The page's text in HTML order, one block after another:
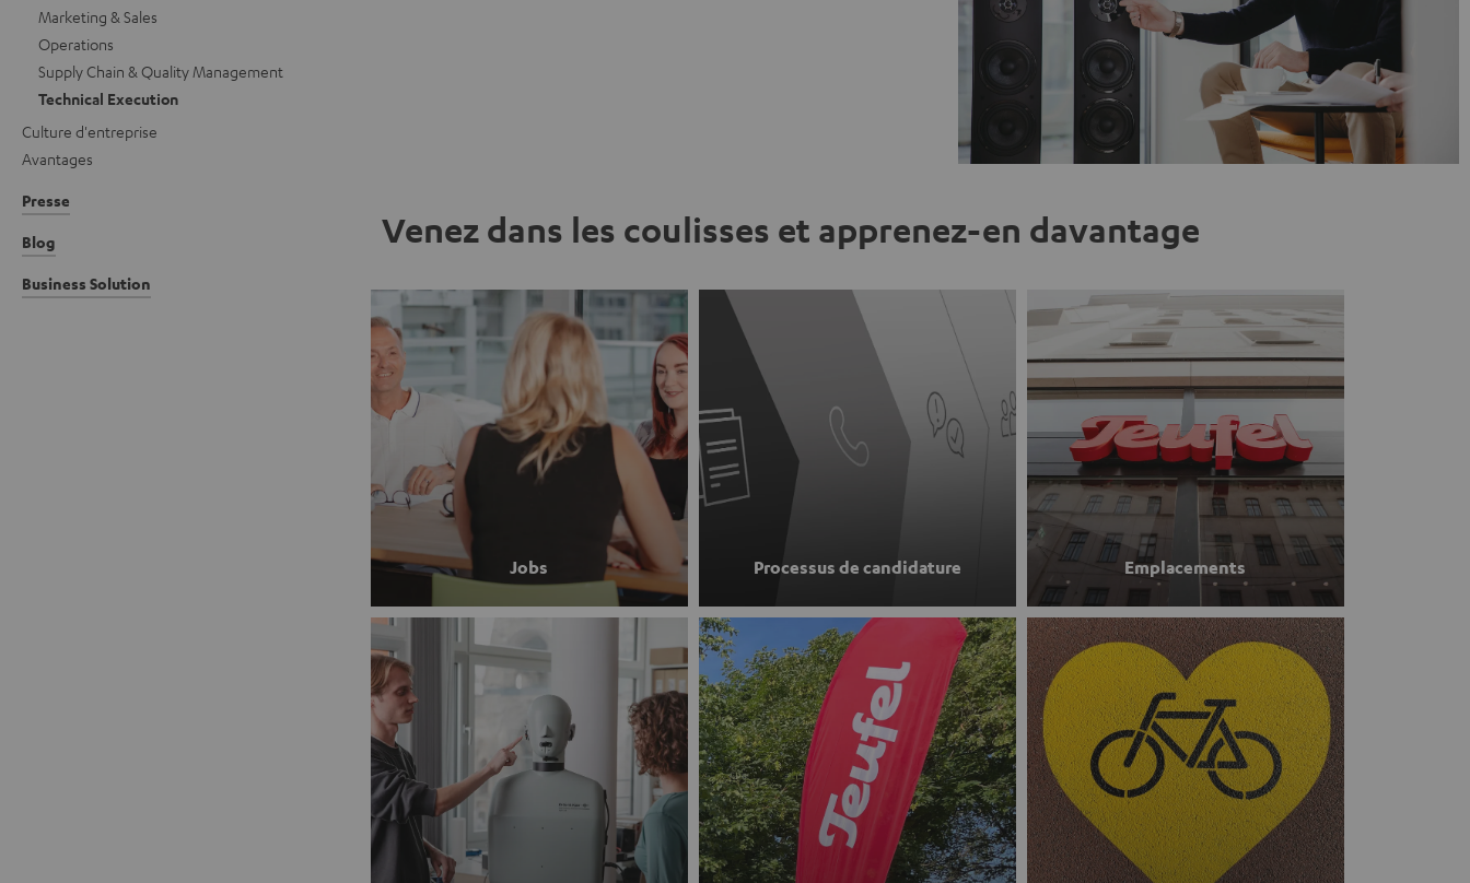
Marketing & Sales
Operations
Supply Chain & Quality Management
Technical Execution
Culture d'entreprise
Avantages
Presse
Blog
Business Solution
Venez dans les coulisses et apprenez-en davantage
Jobs Processus de candidature Emplacements